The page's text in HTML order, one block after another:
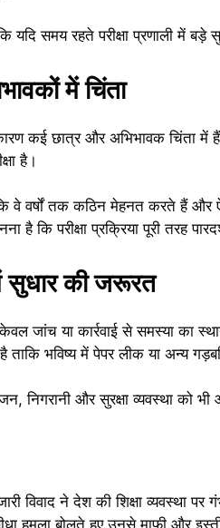
यदि समय रहते परीक्षा प्रणाली में
में चिंता
कई छात्र और अभिभावक चिंता
है।
वे वर्षों तक कठिन मेहनत करते हैं और
है कि परीक्षा प्रक्रिया पूरी तरह
सुधार की जरूरत
जांच या कार्रवाई से समस्या का
भविष्य में पेपर लीक या अन्य
निगरानी और सुरक्षा व्यवस्था को
विवाद ने देश की शिक्षा व्यवस्था
हमला बोलते हुए उनसे माफी और